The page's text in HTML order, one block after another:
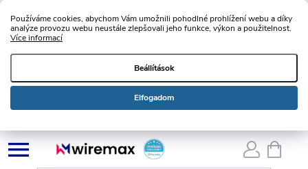
Používáme cookies, abychom Vám umožnili pohodlné prohlížení webu a díky
analýze provozu webu neustále zlepšovali jeho funkce, výkon a použitelnost.
Více informací
Beállítások
Elfogadom
Ugrás